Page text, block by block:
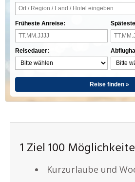
Früheste Anreise:
Reisedauer:
Reise finden »
1 Ziel 100
Kurzurlaube und